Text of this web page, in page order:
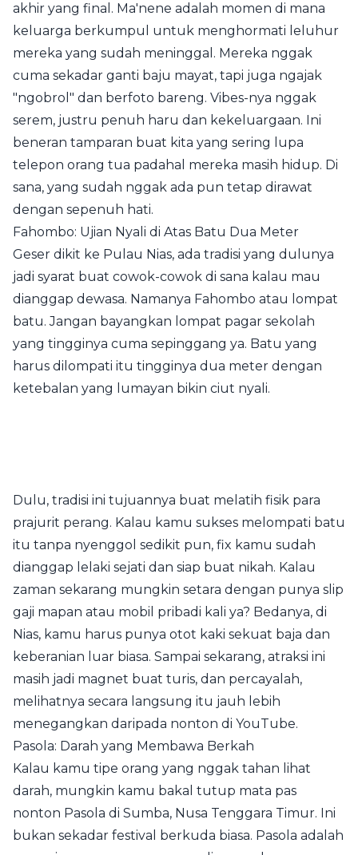
akhir yang final. Ma'nene adalah momen di mana
keluarga berkumpul untuk menghormati leluhur
mereka yang sudah meninggal. Mereka nggak
cuma sekadar ganti baju mayat, tapi juga ngajak
"ngobrol" dan berfoto bareng. Vibes-nya nggak
serem, justru penuh haru dan kekeluargaan. Ini
beneran tamparan buat kita yang sering lupa
telepon orang tua padahal mereka masih hidup. Di
sana, yang sudah nggak ada pun tetap dirawat
dengan sepenuh hati.
Fahombo: Ujian Nyali di Atas Batu Dua Meter
Geser dikit ke Pulau Nias, ada tradisi yang dulunya
jadi syarat buat cowok-cowok di sana kalau mau
dianggap dewasa. Namanya Fahombo atau lompat
batu. Jangan bayangkan lompat pagar sekolah
yang tingginya cuma sepinggang ya. Batu yang
harus dilompati itu tingginya dua meter dengan
ketebalan yang lumayan bikin ciut nyali.
Dulu, tradisi ini tujuannya buat melatih fisik para
prajurit perang. Kalau kamu sukses melompati batu
itu tanpa nyenggol sedikit pun, fix kamu sudah
dianggap lelaki sejati dan siap buat nikah. Kalau
zaman sekarang mungkin setara dengan punya slip
gaji mapan atau mobil pribadi kali ya? Bedanya, di
Nias, kamu harus punya otot kaki sekuat baja dan
keberanian luar biasa. Sampai sekarang, atraksi ini
masih jadi magnet buat turis, dan percayalah,
melihatnya secara langsung itu jauh lebih
menegangkan daripada nonton di YouTube.
Pasola: Darah yang Membawa Berkah
Kalau kamu tipe orang yang nggak tahan lihat
darah, mungkin kamu bakal tutup mata pas
nonton Pasola di Sumba, Nusa Tenggara Timur. Ini
bukan sekadar festival berkuda biasa. Pasola adalah